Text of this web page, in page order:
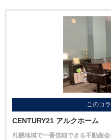
このコ
CENTURY21 アルクホーム
札幌地域で一番信頼できる不動産